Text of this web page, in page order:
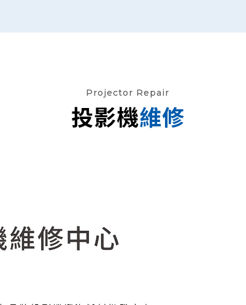
Projector Repair
投影機維修